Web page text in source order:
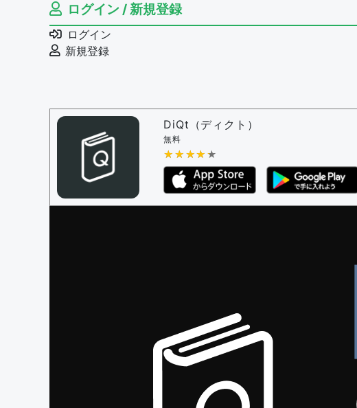
例文の編集権限を持つユーザー -
例文の削除を審査する
審査に対する投票権限を持つユーザー -
決定に必要な投票数 -
問題の編集権限を持つユーザー -すべてのユーザー
審査に対する投票権限を持つユーザー -
決定に必要な投票数 -
編集ガイドライン
ログイン / 新規登録
ログイン
新規登録
DiQt（ディクト）
無料
★★★★★
★★★★★